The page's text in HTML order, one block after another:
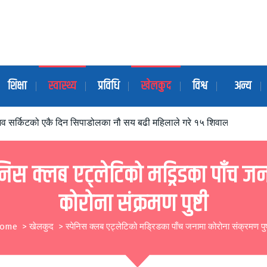
शिक्षा स्वास्थ्य प्रविधि खेलकुद विश्व अन्य
सर्किटको एकै दिन सिपाडोलका नौ सय बढी महिलाले गरे १५ शिवालयको भ्रमण
क्लब एट्लेटिको मड्रिडका पाँच
कोरोना संक्रमण पुष्टी
> खेलकुद> स्पेनिस क्लब एट्लेटिको मड्रिडका पाँच जनामा कोरोना संक्रमण